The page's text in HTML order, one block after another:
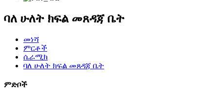
ባለ ሁለት ክፍል መጸዳጃ ቤት
መነሻ
ምርቶች
ሴራሚክ
ባለ ሁለት ክፍል መጸዳጃ ቤት
ምድቦች